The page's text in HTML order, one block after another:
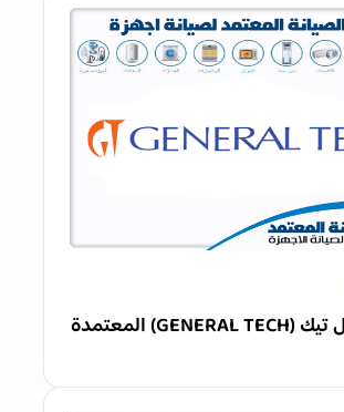
صيانة جنرال تيك (GENERAL TECH) المعتمدة